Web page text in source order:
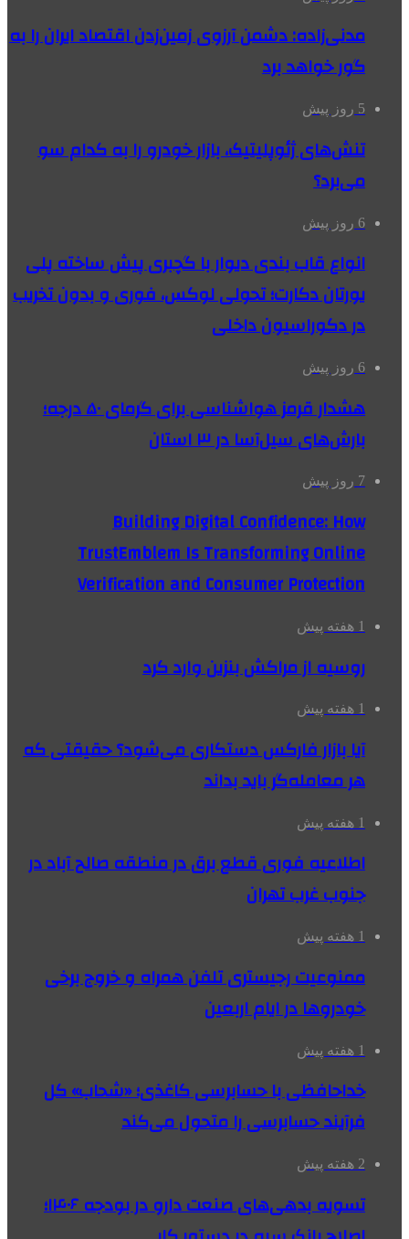
مدنی‌زاده: دشمن آرزوی زمین‌زدن اقتصاد ایران را به
گور خواهد برد
5 روز پیش
تنش‌های ژئوپلیتیک، بازار خودرو را به کدام سو
می‌برد؟
6 روز پیش
انواع قاب بندی دیوار با گچبری پیش ساخته پلی
یورتان دکارت؛ تحولی لوکس، فوری و بدون تخریب
در دکوراسیون داخلی
6 روز پیش
هشدار قرمز هواشناسی برای گرمای ۵۰ درجه؛
بارش‌های سیل‌آسا در ۳ استان
7 روز پیش
Building Digital Confidence: How
TrustEmblem Is Transforming Online
Verification and Consumer Protection
1 هفته پیش
روسیه از مراکش بنزین وارد کرد
1 هفته پیش
آیا بازار فارکس دستکاری می‌شود؟ حقیقتی که
هر معامله‌گر باید بداند
1 هفته پیش
اطلاعیه فوری قطع برق در منطقه صالح آباد در
جنوب غرب تهران
1 هفته پیش
ممنوعیت رجیستری تلفن همراه و خروج برخی
خودروها در ایام اربعین
1 هفته پیش
خداحافظی با حسابرسی کاغذی؛ «شحاب» کل
فرآیند حسابرسی را متحول می‌کند
2 هفته پیش
تسویه بدهی‌های صنعت دارو در بودجه ۱۴۰۶؛